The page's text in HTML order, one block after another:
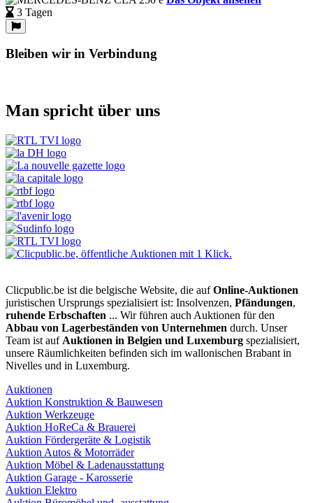
3 Tagen
Bleiben wir in Verbindung
Man spricht über uns
Clicpublic.be ist die belgische Website, die aufOnline-Auktionen
juristischen Ursprungs spezialisiert ist: Insolvenzen, Pfändungen,
ruhende Erbschaften ... Wir führen auch Auktionen für den
Abbau von Lagerbeständen von Unternehmen durch. Unser
Team ist auf Auktionen in Belgien und Luxemburg spezialisiert,
unsere Räumlichkeiten befinden sich im wallonischen Brabant in
Nivelles und in Luxemburg.
Auktionen
Auktion Konstruktion & Bauwesen
Auktion Werkzeuge
Auktion HoReCa & Brauerei
Auktion Fördergeräte & Logistik
Auktion Autos & Motorräder
Auktion Möbel & Ladenausstattung
Auktion Garage - Karosserie
Auktion Elektro